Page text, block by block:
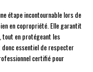
étape incontournable lors de
en copropriété. Elle garantit
tout en protégeant les
donc essentiel de respecter
certifié pour